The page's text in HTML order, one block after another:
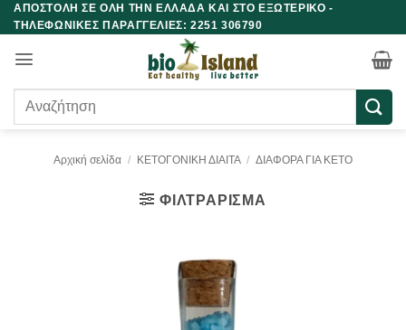
Μετάβαση
στο
περιεχόμενο
ΑΠΟΣΤΟΛΗ ΣΕ ΟΛΗ ΤΗΝ ΕΛΛΑΔΑ ΚΑΙ ΣΤΟ ΕΞΩΤΕΡΙΚΟ -
ΤΗΛΕΦΩΝΙΚΕΣ ΠΑΡΑΓΓΕΛΙΕΣ: 2251 306790
Αναζήτηση
Αρχική σελίδα / ΚΕΤΟΓΟΝΙΚΗ ΔΙΑΙΤΑ / ΔΙΑΦΟΡΑ ΓΙΑ ΚΕΤΟ
ΦΙΛΤΡΆΡΙΣΜΑ